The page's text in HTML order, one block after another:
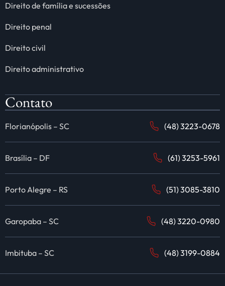
Direito de família e sucessões
Direito penal
Direito civil
Direito administrativo
Contato
Florianópolis – SC (48) 3223-0678
Brasília – DF (61) 3253-5961
Porto Alegre – RS (51) 3085-3810
Garopaba – SC (48) 3220-0980
Imbituba – SC (48) 3199-0884